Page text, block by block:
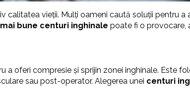
calitatea vieții. Mulți oameni caută soluții pentru
bune centuri inghinale poate fi o provocare,
oferi compresie și sprijin zonei inghinale. Este
sau post-operator. Alegerea unei centuri